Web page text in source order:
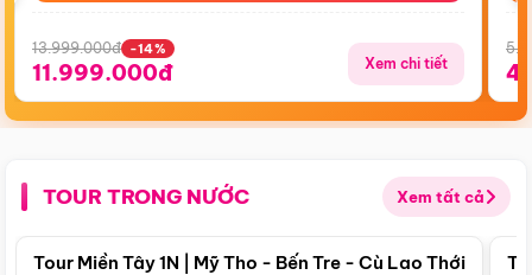
13.999.000đ -14%
11.999.000đ Xem chi tiết
TOUR TRONG NƯỚC Xem tất cả
Điểm nổi bật
Tour Miền Tây 1N | Mỹ Tho - Bến Tre - Cù Lao Thới